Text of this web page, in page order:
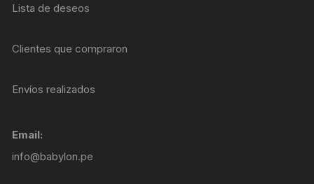
Lista de deseos
Clientes que compraron
Envíos realizados
Email:
info@babylon.pe